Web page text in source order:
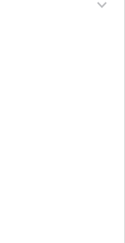
expand_more